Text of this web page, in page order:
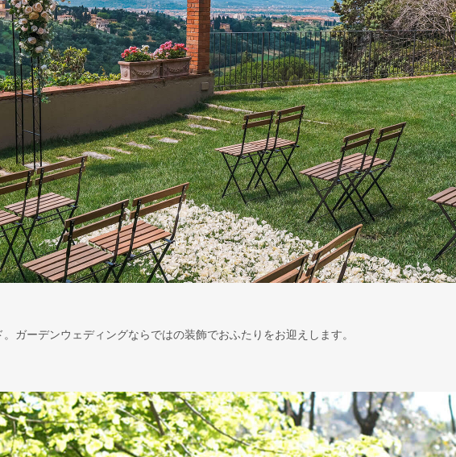
ガーデンウェディングならではの装飾でおふたりをお迎えします。